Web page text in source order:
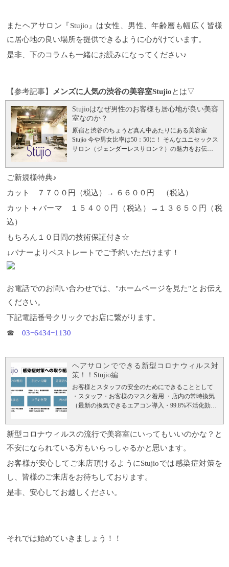
またヘアサロン『Stujio』は女性、男性、年齢層も幅広く皆様
に居心地の良い場所を提供できるように心がけています。
是非、下のコラムも一緒にお読みになってください♪
【参考記事】 メンズに人気の渋谷の美容室Stujioとは▽
Stujioはなぜ男性のお客様も居心地が良い美容
室なのか？
原宿と渋谷のちょうど真ん中あたりにある美容室
Stujio 今や男女比率は50：50に！ そんなユニセックス
サロン（ジェンダーレスサロン？）の魅力をお伝え
うな漫画が読める美容室 お酒好きのスタイリストが
な美容室とは StujioメンバーStujioで最高のヘアスタ
イルを Stujioにご来店される男性のお客様は１歳から
７５歳までと幅広く支持されております。
バーバー
イル 柔らかな質感パーマスタイル
スのカラーリング クールなツーブロック
で雑誌読み放題 雑誌を出された。。好みの雑誌では
す！ 重い雑誌を持たなくても、軽々片手で読めちゃ
る名作までStujioスタッフチョイスの漫画を集めてい
ます！ 現在のおすすめは『ブルージャイアント』
『会話の合間の微妙な空気感...』雑誌や漫画が充実す
ることで、そのようなわずらわしい問題を解決！お
席が満席なのにみなさん漫画に集中して漫画喫茶の
ようになり美容室内が無言なことも... ですが、ヘア
スタイルに必要な会話はさせてくださいね（笑）​ お
酒好きのスタイリストが集まるとこんなお店になる
ひと時を... Stujioではサービスドリンクとしてビール
をご提供しています。ビールが苦手な方向けに梅酒
もご用意しております。 その他にもホットコーヒ
ー、アイスコーヒー、紅茶、アイスティー、フレー
バーティー（日替わり）コーラ、ノンカフェインメ
イスカルピス漫画喫茶顔負けの品揃えでリラックス
タイムを演習いたします。 一杯では飲み足りない方
はご近所の素敵なお店を紹介いたします。
る理由 『漫画が読める』『お酒が飲める』こと以外
にもこんな理由が
ご新規様特典♪
カット ７７００円（税込）→ ６６００円 （税込）
カット＋パーマ １５４００円（税込）→１３６５０円（税
込）
もちろん１０日間の技術保証付き☆
↓バナーよりベストレートでご予約いただけます！
お電話でのお問い合わせでは、"ホームページを見た"とお伝え
ください。
下記電話番号クリックでお店に繋がります。
☎︎ 03−6434−1130
ヘアサロンでできる新型コロナウィルス対
策！！Stujio編
お客様とスタッフの安全のためにできることとして
・スタッフ・お客様のマスク着用 ・店内の常時換気
（最新の換気できるエアコン導入・99.8%不活化効果
スクを高めるサービスの停止（ドリンクの提供な
ど） ・席の間隔を広くあける （椅子を１つ減らし
て間隔を開けています。） ・１時間あたりのお客様
の制限 ・座席、手すりの消毒 ・クロス類、器具の消
毒 ・プラズマクラスター空気清浄機の稼働 ・座席ご
中心に行っていきます。※次亜塩素酸水の加湿器に
よる噴射は現在停止しております。 注意点としては
換気を常にしております！暖かい格好でいらしてく
合は事前にお買い求めください！ 冬場の換気につい
て 厚生労働省の基準に従い効果的な換気をおこない
新型コロナウィルスの流行で美容室にいってもいいのかな？と
不安になられている方もいらっしゃるかと思います。
お客様が安心してご来店頂けるようにStujioでは感染症対策を
し、皆様のご来店をお待ちしております。
是非、安心してお越しください。
それでは始めていきましょう！！